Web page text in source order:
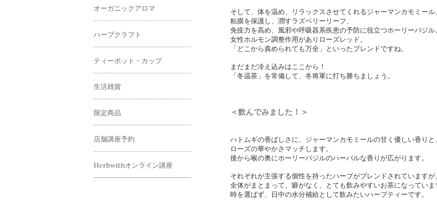
そして、体を温め、リラックスさせてくれるジャーマンカモミール
粘膜を保護し、潤すラズベリーリーフ、
免疫力を高め、風邪や呼吸器系疾患の予防に役立つホーリーバジル
女性ホルモン調整作用がありローズレッド。
「どこから責められても万全」といったブレンドですね。
まだまだ冷え込みはここから！
「冬温茶」を常備して、冬将軍に打ち勝ちましょう。
＜飲んでみました！＞
ハトムギの香ばしさに、ジャーマンカモミールの甘く優しい香りと
ローズの華やかさマッチします。
後から喉の奥にホーリーバジルのハーバルな香りが広がります。
それぞれが主張する個性を持ったハーブがブレンドされていますが
全体がまとまって、癖がなく、とても飲みやすいお茶になっていま
時を選ばず、日中の水分補給として飲みたいハーブティーです。
オーガニックアロマ
ハーブクラフト
ティーポット・カップ
生活雑貨
限定商品
店舗講座予約
Herbwithオンライン講座